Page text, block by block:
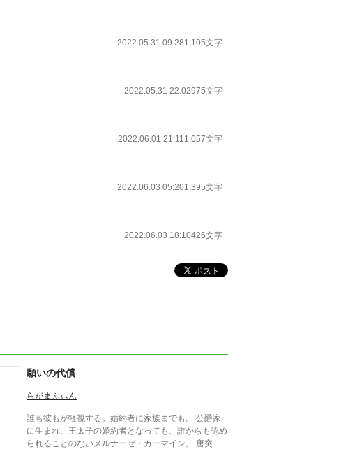
2022.05.31 09:281,105文字
2022.05.31 22:02975文字
2022.06.01 21:111,057文字
2022.06.03 05:201,395文字
2022.06.03 18:10426文字
願いの代償
らがまふぃん
誰も彼もが軽視する。婚約者に家族までも。 公爵家
に生まれ、王太子の婚約者となっても、誰からも認め
られることのないメルナーゼ・カーマイン。 唐突に